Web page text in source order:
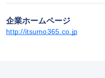
企業ホームページ
http://itsumo365.co.jp